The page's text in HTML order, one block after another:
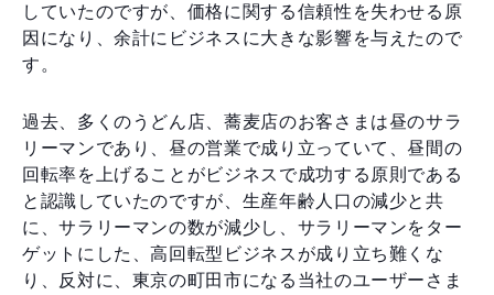
していたのですが、価格に関する信頼性を失わせる原
因になり、余計にビジネスに大きな影響を与えたので
す。
過去、多くのうどん店、蕎麦店のお客さまは昼のサラ
リーマンであり、昼の営業で成り立っていて、昼間の
回転率を上げることがビジネスで成功する原則である
と認識していたのですが、生産年齢人口の減少と共
に、サラリーマンの数が減少し、サラリーマンをター
ゲットにした、高回転型ビジネスが成り立ち難くな
り、反対に、東京の町田市になる当社のユーザーさま